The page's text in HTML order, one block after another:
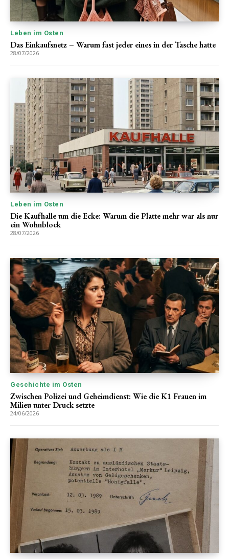
Leben im Osten
Das Einkaufsnetz – Warum fast jeder eines in der Tasche hatte
28/07/2026
Leben im Osten
Die Kaufhalle um die Ecke: Warum die Platte mehr war als nur
ein Wohnblock
28/07/2026
Geschichte im Osten
Zwischen Polizei und Geheimdienst: Wie die K1 Frauen im
Milieu unter Druck setzte
24/06/2026